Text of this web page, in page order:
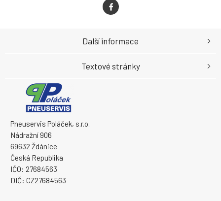
Pneuservis Poláček, s.r.o.
Nádražní 906
69632 Ždánice
Česká Republika
IČO: 27684563
DIČ: CZ27684563
Další informace
Textové stránky